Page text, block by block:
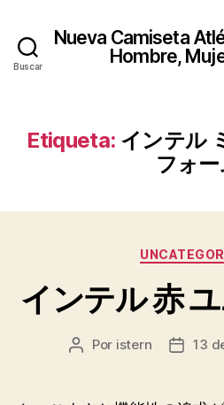
Buscar
Nueva Camiseta
Hombre,
Etiqueta: インテル
フォ
インテル 赤
Autor
Por istern
Fecha
13